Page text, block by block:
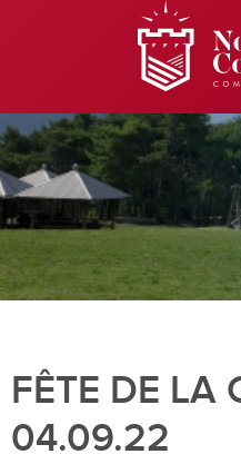
FÊTE DE LA
04.09.22